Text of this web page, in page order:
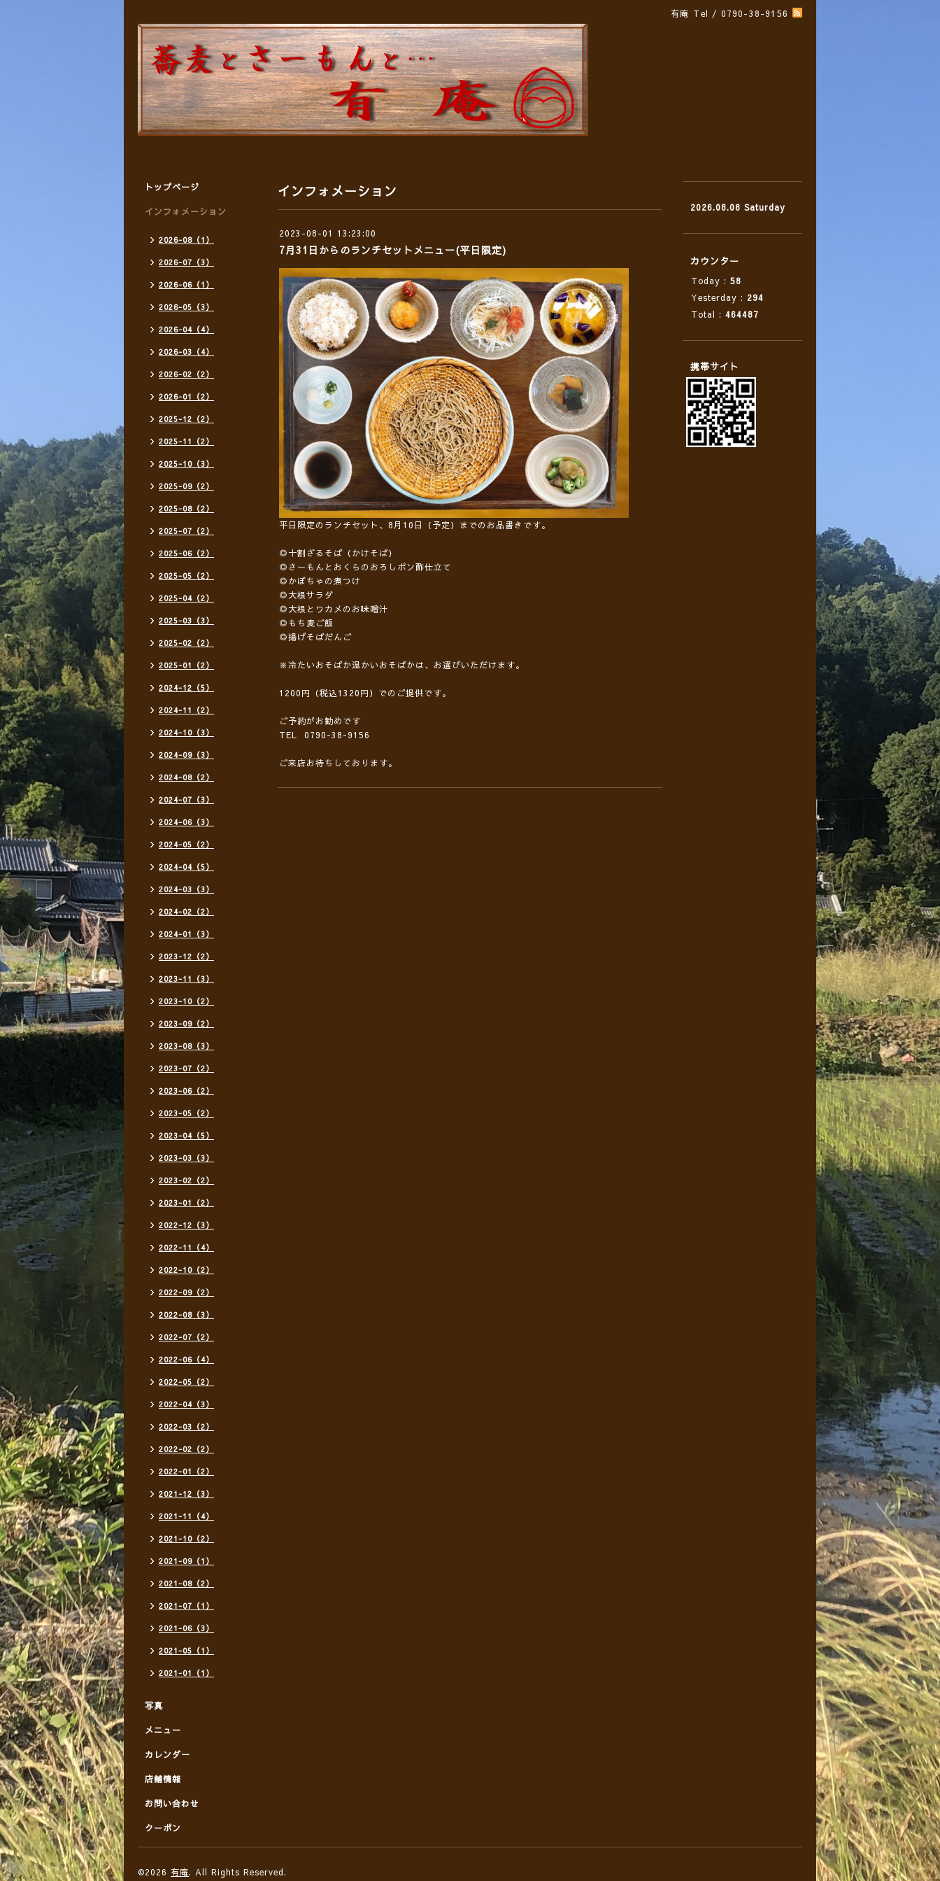
有庵 Tel / 0790-38-9156
インフォメーション
2023-08-01 13:23:00
7月31日からのランチセットメニュー(平日限定)
平日限定のランチセット、8月10日（予定）までのお品書きです。
◎十割ざるそば（かけそば）
◎さーもんとおくらのおろしポン酢仕立て
◎かぼちゃの煮つけ
◎大根サラダ
◎大根とワカメのお味噌汁
◎もち麦ご飯
◎揚げそばだんご
※冷たいおそばか温かいおそばかは、お選びいただけます。
1200円（税込1320円）でのご提供です。
ご予約がお勧めです
TEL 0790-38-9156
ご来店お待ちしております。
トップページ
インフォメーション
2026-08（1）
2026-07（3）
2026-06（1）
2026-05（3）
2026-04（4）
2026-03（4）
2026-02（2）
2026-01（2）
2025-12（2）
2025-11（2）
2025-10（3）
2025-09（2）
2025-08（2）
2025-07（2）
2025-06（2）
2025-05（2）
2025-04（2）
2025-03（3）
2025-02（2）
2025-01（2）
2024-12（5）
2024-11（2）
2024-10（3）
2024-09（3）
2024-08（2）
2024-07（3）
2024-06（3）
2024-05（2）
2024-04（5）
2024-03（3）
2024-02（2）
2024-01（3）
2023-12（2）
2023-11（3）
2023-10（2）
2023-09（2）
2023-08（3）
2023-07（2）
2023-06（2）
2023-05（2）
2023-04（5）
2023-03（3）
2023-02（2）
2023-01（2）
2022-12（3）
2022-11（4）
2022-10（2）
2022-09（2）
2022-08（3）
2022-07（2）
2022-06（4）
2022-05（2）
2022-04（3）
2022-03（2）
2022-02（2）
2022-01（2）
2021-12（3）
2021-11（4）
2021-10（2）
2021-09（1）
2021-08（2）
2021-07（1）
2021-06（3）
2021-05（1）
2021-01（1）
写真
メニュー
カレンダー
店舗情報
お問い合わせ
クーポン
2026.08.08 Saturday
カウンター
Today : 58
Yesterday : 294
Total : 464487
携帯サイト
©2026 有庵. All Rights Reserved.